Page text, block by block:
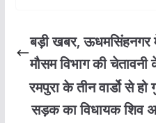
बड़ी खबर, ऊधमसिंहनगर
मौसम विभाग की
रमपुरा के तीन वार्डो से
सड़क का विधायक शिव